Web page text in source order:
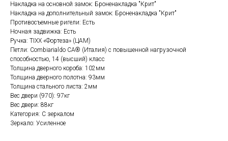
Накладка на основной замок: Броненакладка "Крит"
Накладка на дополнительный замок: Броненакладка "Крит"
Противосъемные ригели: Есть
Ночная задвижка: Есть
Ручка: TIXX «Фортеза» (ЦАМ)
Петли: Сombiarialdo СА® (Италия) с повышенной нагрузочной
способностью, 14 (высший) класс
Толщина дверного короба: 102мм
Толщина дверного полотна: 93мм
Толщина стального листа: 2мм
Вес двери (970): 97кг
Вес двери: 88кг
Категория: С зеркалом
Зеркало: Усиленное